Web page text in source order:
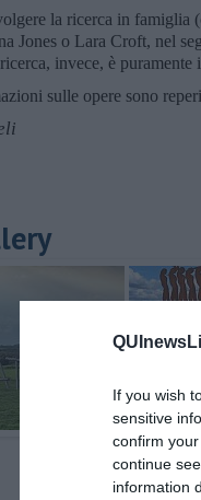
If you wish
sensitive
confirm
continue
information
la ricerca in famiglia
Jones o Lara Croft, nel
invece, è puramente
sulle opere sono